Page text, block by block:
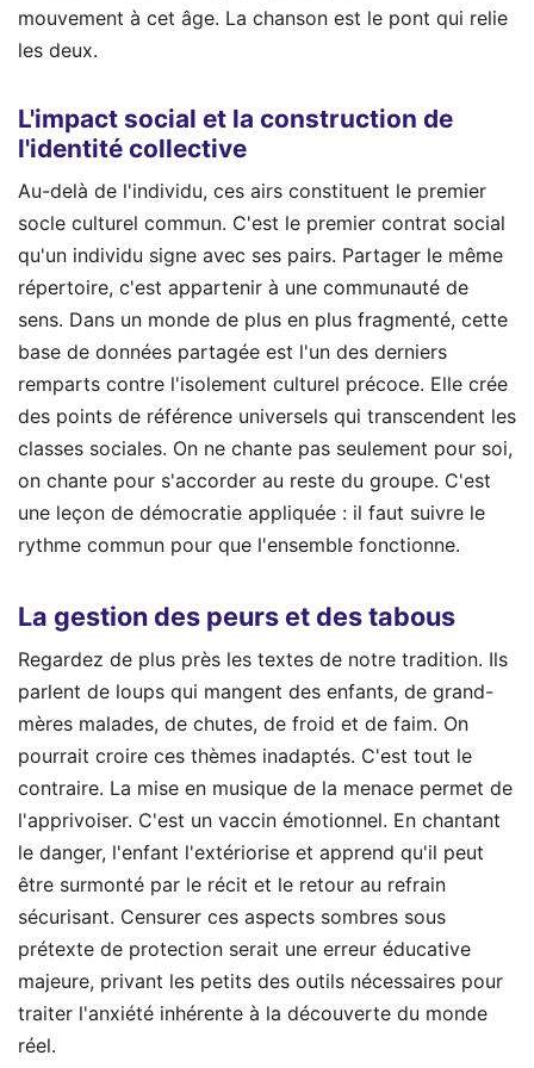
mouvement à cet âge. La chanson est le pont qui relie
les deux.
L'impact social et la construction de
l'identité collective
Au-delà de l'individu, ces airs constituent le premier
socle culturel commun. C'est le premier contrat social
qu'un individu signe avec ses pairs. Partager le même
répertoire, c'est appartenir à une communauté de
sens. Dans un monde de plus en plus fragmenté, cette
base de données partagée est l'un des derniers
remparts contre l'isolement culturel précoce. Elle crée
des points de référence universels qui transcendent les
classes sociales. On ne chante pas seulement pour soi,
on chante pour s'accorder au reste du groupe. C'est
une leçon de démocratie appliquée : il faut suivre le
rythme commun pour que l'ensemble fonctionne.
La gestion des peurs et des tabous
Regardez de plus près les textes de notre tradition. Ils
parlent de loups qui mangent des enfants, de grand-
mères malades, de chutes, de froid et de faim. On
pourrait croire ces thèmes inadaptés. C'est tout le
contraire. La mise en musique de la menace permet de
l'apprivoiser. C'est un vaccin émotionnel. En chantant
le danger, l'enfant l'extériorise et apprend qu'il peut
être surmonté par le récit et le retour au refrain
sécurisant. Censurer ces aspects sombres sous
prétexte de protection serait une erreur éducative
majeure, privant les petits des outils nécessaires pour
traiter l'anxiété inhérente à la découverte du monde
réel.